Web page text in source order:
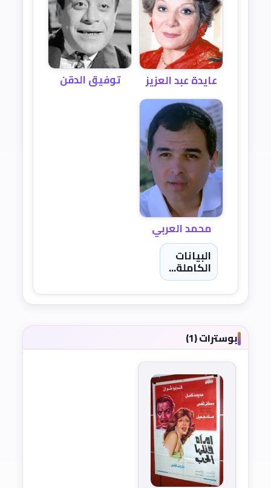
عايدة عبد العزيز توفيق الدقن
محمد العربي
البيانات
الكاملة...
بوسترات (1)